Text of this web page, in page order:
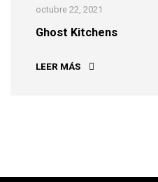
octubre 22, 2021
Ghost Kitchens
LEER MÁS GHOST KITCHENS